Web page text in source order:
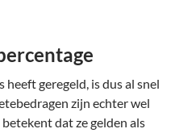
geregeld, is dus al snel
zijn echter wel
dat ze gelden als